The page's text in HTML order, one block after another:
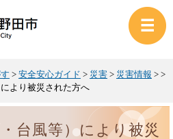
> 安全安心ガイド > 災害 > 災害情報 > >
より被災された方へ
台風等）により被災